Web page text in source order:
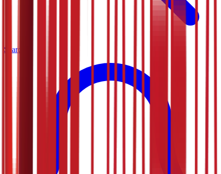
Search